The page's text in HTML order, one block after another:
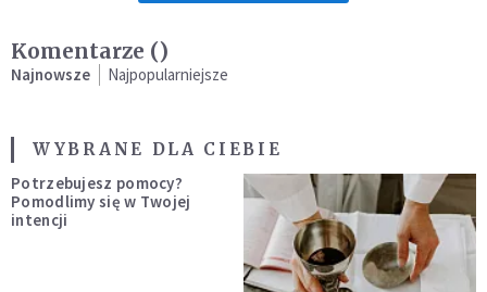
Komentarze ()
Najnowsze Najpopularniejsze
WYBRANE DLA CIEBIE
Potrzebujesz pomocy?
Pomodlimy się w Twojej
intencji